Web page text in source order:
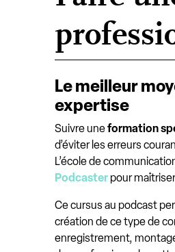
Le meilleur
expertise
Suivre uneformation
d’éviter les erreurs
L’école de
Podcaster pour
Ce cursus au podcast
création de ce type de
enregistrement,